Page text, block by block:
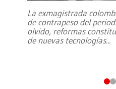
La exmagistrada
de contrapeso del
olvido, reformas
de nuevas tecnologías...